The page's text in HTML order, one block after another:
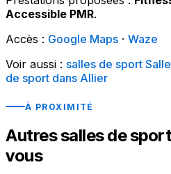
Accessible PMR.
Accès : Google Maps · Waze
Voir aussi : salles de sport
de sport dans Allier
À PROXIMITÉ
Autres salles de
vous